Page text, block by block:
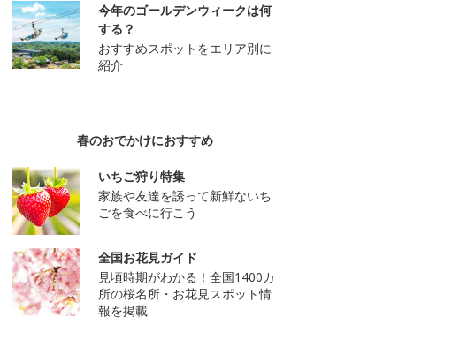
今年のゴールデンウィークは何
する？
おすすめスポットをエリア別に
紹介
春のおでかけにおすすめ
いちご狩り特集
家族や友達を誘って新鮮ないち
ごを食べに行こう
全国お花見ガイド
見頃時期がわかる！全国1400カ
所の桜名所・お花見スポット情
報を掲載